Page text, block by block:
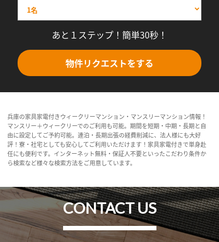
あと１ステップ！簡単30秒！
物件リクエストをする
兵庫の家具家電付きウィークリーマンション・マンスリーマンション情報！
マンスリー＋ウィークリーでのご利用も可能。期間を短期・中期・長期と自
由に設定してご予約可能。連泊・長期出張の経費削減に、法人様にも大好
評！寮・社宅としても安心してご利用いただけます！家具家電付きで単身赴
任にも便利です。インターネット無料・保証人不要といったこだわり条件か
ら検索など様々な検索方法をご用意しています。
CONTACT US